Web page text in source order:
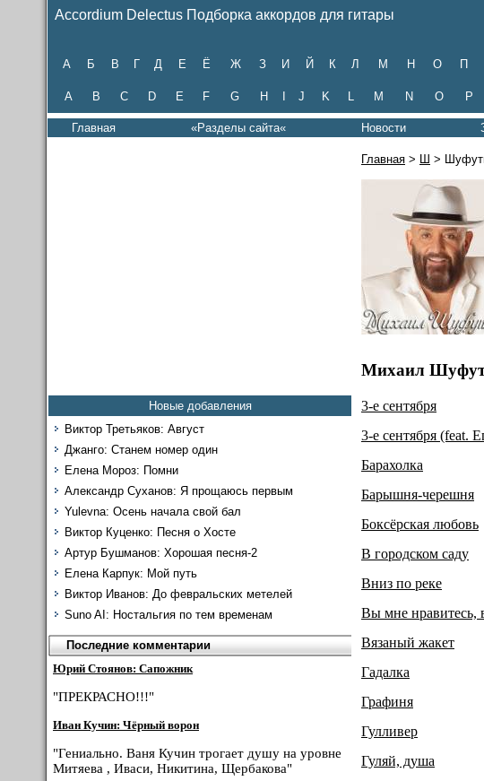
Accordium Delectus Подборка аккордов для гитары
А Б В Г Д Е Ё Ж З И Й К Л М Н О П
A B C D E F G H J K L M N O P
Главная «Разделы сайта« Новости
Новые добавления
Виктор Третьяков: Август
Джанго: Станем номер один
Елена Мороз: Помни
Александр Суханов: Я прощаюсь первым
Yulevna: Осень начала свой бал
Виктор Куценко: Песня о Хосте
Артур Бушманов: Хорошая песня-2
Елена Карпук: Мой путь
Виктор Иванов: До февральских метелей
Suno AI: Ностальгия по тем временам
Последние комментарии
Юрий Стоянов: Сапожник
"ПРЕКРАСНО!!!"
Иван Кучин: Чёрный ворон
"Гениально. Ваня Кучин трогает душу на уровне
Митяева , Иваси, Никитина, Щербакова"
Главная > Ш >
Михаил
3-е сентября
3-е сентября (feat.
Барахолка
Барышня-черешня
Боксёрская любовь
В городском саду
Вниз по реке
Вы мне нравитесь,
Вязаный жакет
Гадалка
Графиня
Гулливер
Гуляй, душа